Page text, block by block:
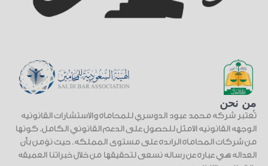
من نحن
تُعتبر شركة محمد عبود الدوسري للمحاماة والاستشارات القانونية
الوجهة القانونية الأمثل للحصول على الدعم القانوني الكامل. كونها
من شركات المحاماة الرائدة على مستوى المملكة. حيث نؤمن بأن
العدالة هي عبارة عن رسالة نسعى لتحقيقها من خلال خبراتنا العميقة